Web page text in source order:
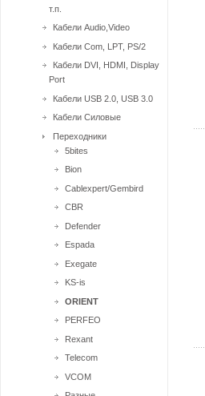
т.п.
Кабели Audio,Video
Кабели Com, LPT, PS/2
Кабели DVI, HDMI, Display
Port
Кабели USB 2.0, USB 3.0
Кабели Силовые
Переходники
5bites
Bion
Cablexpert/Gembird
CBR
Defender
Espada
Exegate
KS-is
ORIENT
PERFEO
Rexant
Telecom
VCOM